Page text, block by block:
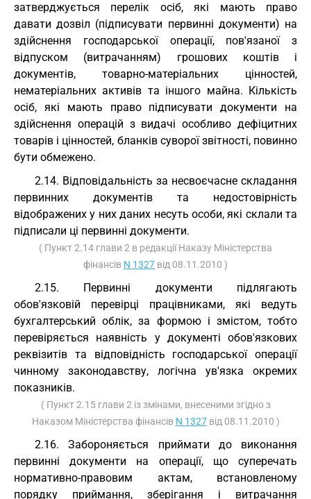
затверджується перелік осіб, які мають право
давати дозвіл (підписувати первинні документи) на
здійснення господарської операції, пов'язаної з
відпуском (витрачанням) грошових коштів і
документів, товарно-матеріальних цінностей,
нематеріальних активів та іншого майна. Кількість
осіб, які мають право підписувати документи на
здійснення операцій з видачі особливо дефіцитних
товарів і цінностей, бланків суворої звітності, повинно
бути обмежено.
2.14. Відповідальність за несвоєчасне складання
первинних документів та недостовірність
відображених у них даних несуть особи, які склали та
підписали ці первинні документи.
( Пункт 2.14 глави 2 в редакції Наказу Міністерства
фінансів N 1327 від 08.11.2010 )
2.15. Первинні документи підлягають
обов'язковій перевірці працівниками, які ведуть
бухгалтерський облік, за формою і змістом, тобто
перевіряється наявність у документі обов'язкових
реквізитів та відповідність господарської операції
чинному законодавству, логічна ув'язка окремих
показників.
( Пункт 2.15 глави 2 із змінами, внесеними згідно з
Наказом Міністерства фінансів N 1327від 08.11.2010 )
2.16. Забороняється приймати до виконання
первинні документи на операції, що суперечать
нормативно-правовим актам, встановленому
порядку приймання, зберігання і витрачання